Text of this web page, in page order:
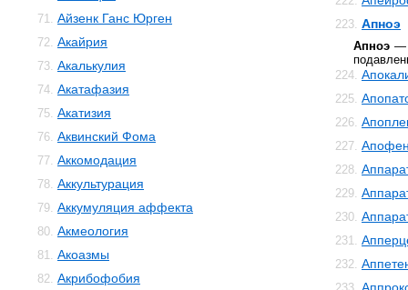
71. Айзенк Ганс Юрген
72. Акайрия
73. Акалькулия
74. Акатафазия
75. Акатизия
76. Аквинский Фома
77. Аккомодация
78. Аккультурация
79. Аккумуляция аффекта
80. Акмеология
81. Акоазмы
82. Акрибофобия
223. Апноэ
Апноэ —
224.
225.
226.
227.
228.
229.
230.
231.
232.